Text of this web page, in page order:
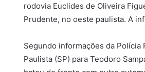
rodovia Euclides de Oliveira
Prudente, no oeste paulista. A
Segundo informações da Polícia
Paulista (SP) para Teodoro